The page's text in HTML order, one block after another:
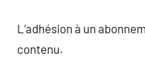
L’adhésion à un
contenu.